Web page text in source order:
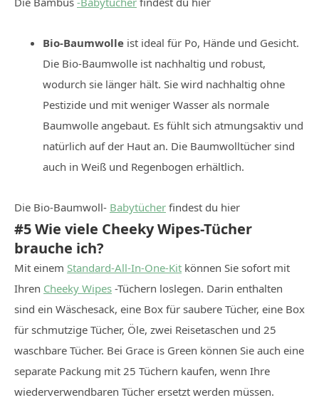
Bio-Baumwolle ist ideal für Po, Hände und Gesicht.
Die Bio-Baumwolle ist nachhaltig und robust,
wodurch sie länger hält. Sie wird nachhaltig ohne
Pestizide und mit weniger Wasser als normale
Baumwolle angebaut. Es fühlt sich atmungsaktiv und
natürlich auf der Haut an. Die Baumwolltücher sind
auch in Weiß und Regenbogen erhältlich.
Die Bio-Baumwoll- Babytücher findest du hier
#5 Wie viele Cheeky Wipes-Tücher
brauche ich?
Mit einem Standard-All-In-One-Kit können Sie sofort mit
Ihren Cheeky Wipes -Tüchern loslegen. Darin enthalten
sind ein Wäschesack, eine Box für saubere Tücher, eine Box
für schmutzige Tücher, Öle, zwei Reisetaschen und 25
waschbare Tücher. Bei Grace is Green können Sie auch eine
separate Packung mit 25 Tüchern kaufen, wenn Ihre
wiederverwendbaren Tücher ersetzt werden müssen.